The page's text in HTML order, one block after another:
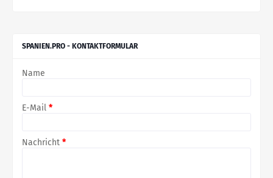
SPANIEN.PRO - KONTAKTFORMULAR
Name
E-Mail *
Nachricht *